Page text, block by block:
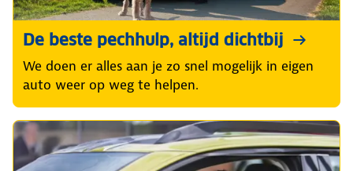
De beste pechhulp, altijd dichtbij
We doen er alles aan je zo snel mogelijk in eigen
auto weer op weg te helpen.